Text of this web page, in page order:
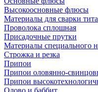
Высокоосновные флюсы
Материалы для сварки
Проволока сплошная
Присадочные прутки
Материалы специального
Строжка и резка
Припои
Припои оловянно-
Припои
Олово и баббит